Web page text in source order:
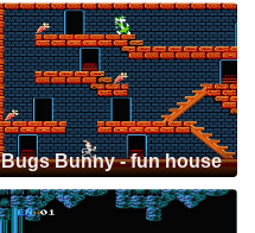
Bugs Bunny - fun house